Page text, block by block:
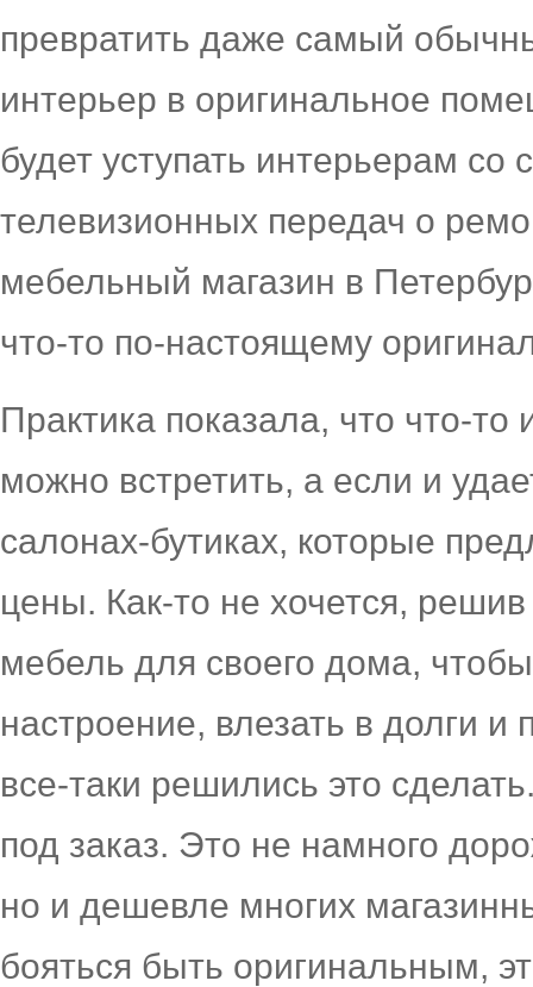
превратить даже самый
интерьер в оригинальное
будет уступать интерьерам
телевизионных передач о
мебельный магазин в
что-то по-настоящему
Практика показала, что что-
можно встретить, а если и
салонах-бутиках, которые
цены. Как-то не хочется,
мебель для своего дома,
настроение, влезать в долги и
все-таки решились это
под заказ. Это не намного
но и дешевле многих
бояться быть оригинальным,